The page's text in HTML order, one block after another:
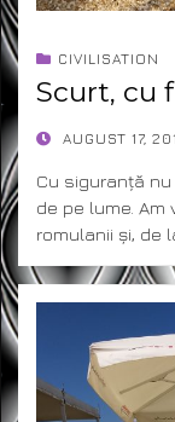
CIVILISATION
Scurt, cu
POSTEDAUGUST 17,
Cu siguranță
de pe lume.
romulanii și, de